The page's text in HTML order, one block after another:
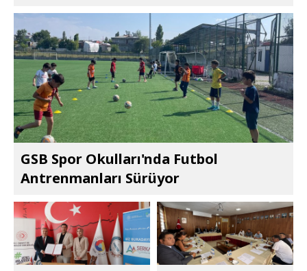
GSB Spor Okulları'nda Futbol
Antrenmanları Sürüyor